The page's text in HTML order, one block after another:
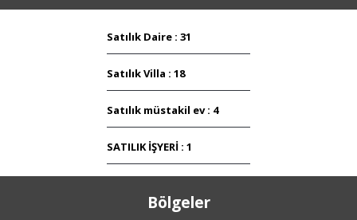
Satılık Daire : 31
Satılık Villa : 18
Satılık müstakil ev : 4
SATILIK İŞYERİ : 1
Bölgeler